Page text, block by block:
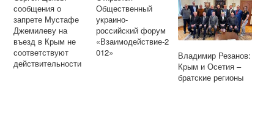
погибшего в Крыму
в годы Великой
Отечественной
войны
сообщения о
запрете Мустафе
Джемилеву на
въезд в Крым не
соответствуют
действительности
Общественный
украино-
российский форум
«Взаимодействие-2
012»
Владимир Резанов:
Крым и Осетия –
братские регионы